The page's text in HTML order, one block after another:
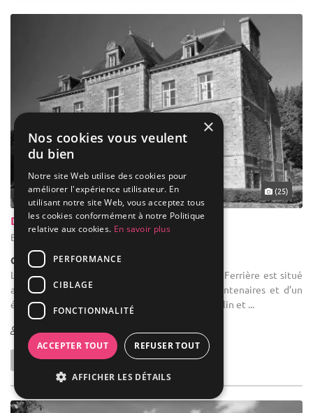
(25)
Domaine de la Ferrière
Buléon - Morbihan (56)
Château
Location de salle de mariage : le Château de la Ferrière est situé
au milieu d’un grand parc parsemé d’arbres centenaires et d’un
étang. Situé au cœur de la Bretagne, entre Josselin et ...
10-300 49 max
×
Nos cookies vous veulent
du bien
Notre site Web utilise des cookies pour
améliorer l'expérience utilisateur. En
utilisant notre site Web, vous acceptez tous
les cookies conformément à notre Politique
relative aux cookies. En savoir plus
PERFORMANCE
CIBLAGE
FONCTIONNALITÉ
ACCEPTER TOUT REFUSER TOUT
AFFICHER LES DÉTAILS